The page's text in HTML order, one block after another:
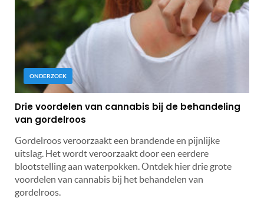
ONDERZOEK
Drie voordelen van cannabis bij de behandeling
van gordelroos
Gordelroos veroorzaakt een brandende en pijnlijke
uitslag. Het wordt veroorzaakt door een eerdere
blootstelling aan waterpokken. Ontdek hier drie grote
voordelen van cannabis bij het behandelen van
gordelroos.